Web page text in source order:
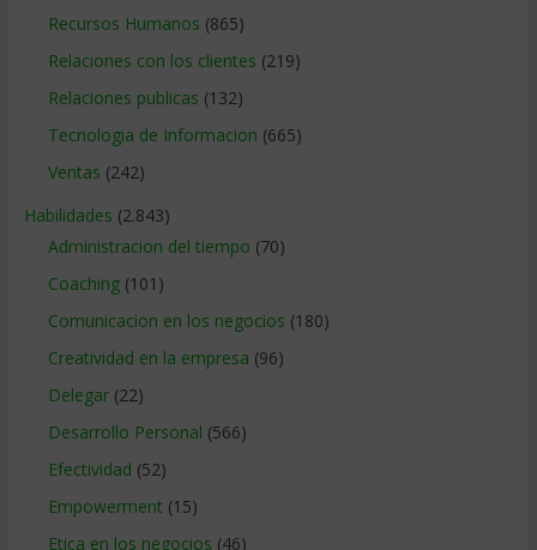
Recursos Humanos (865)
Relaciones con los clientes (219)
Relaciones publicas (132)
Tecnologia de Informacion (665)
Ventas (242)
Habilidades (2.843)
Administracion del tiempo (70)
Coaching(101)
Comunicacion en los negocios (180)
Creatividad en la empresa (96)
Delegar(22)
Desarrollo Personal (566)
Efectividad (52)
Empowerment (15)
Etica en los negocios (46)